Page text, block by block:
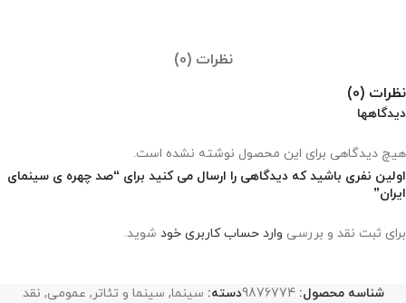
نظرات (0)
نظرات (0)
دیدگاهها
هیچ دیدگاهی برای این محصول نوشته نشده است.
اولین نفری باشید که دیدگاهی را ارسال می کنید برای “صد چهره ی سینمای
ایران”
برای ثبت نقد و بررسی وارد حساب کاربری خود شوید.
شناسه محصول:9876774دسته: سینما, سینما و تئاتر, عمومی, نقد